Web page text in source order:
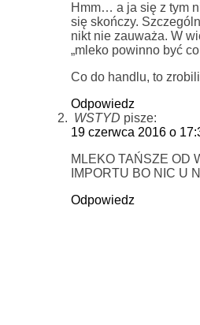
Hmm… a ja się z tym
się skończy.
nikt nie zauważa. W
„mleko powinno być
Co do handlu, to
Odpowiedz
WSTYD pisze:
19 czerwca 2016 o
MLEKO TAŃSZE
IMPORTU BO NIC U
Odpowiedz